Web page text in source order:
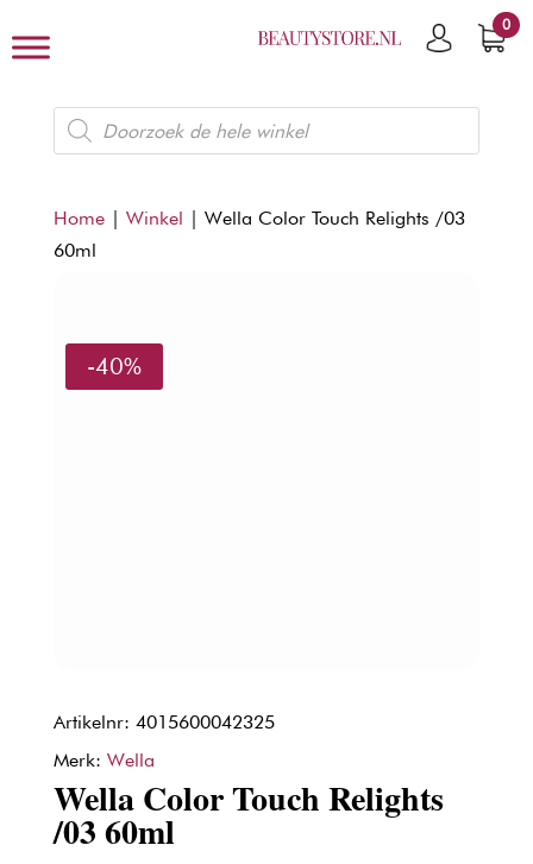
0
Producten
zoeken
Home| Winkel | Wella Color Touch Relights /03
60ml
-40%
Artikelnr: 4015600042325
Merk: Wella
Wella Color Touch Relights
/03 60ml